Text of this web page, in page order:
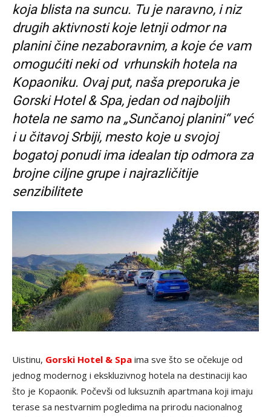
koja blista na suncu. Tu je naravno, i niz
drugih aktivnosti koje letnji odmor na
planini čine nezaboravnim, a koje će vam
omogućiti neki od vrhunskih hotela na
Kopaoniku. Ovaj put, naša preporuka je
Gorski Hotel & Spa, jedan od najboljih
hotela ne samo na „Sunčanoj planini“ već
i u čitavoj Srbiji, mesto koje u svojoj
bogatoj ponudi ima idealan tip odmora za
brojne ciljne grupe i najrazličitije
senzibilitete
Uistinu, Gorski Hotel & Spa ima sve što se očekuje od
jednog modernog i ekskluzivnog hotela na destinaciji kao
što je Kopaonik. Počevši od luksuznih apartmana koji imaju
terase sa nestvarnim pogledima na prirodu nacionalnog